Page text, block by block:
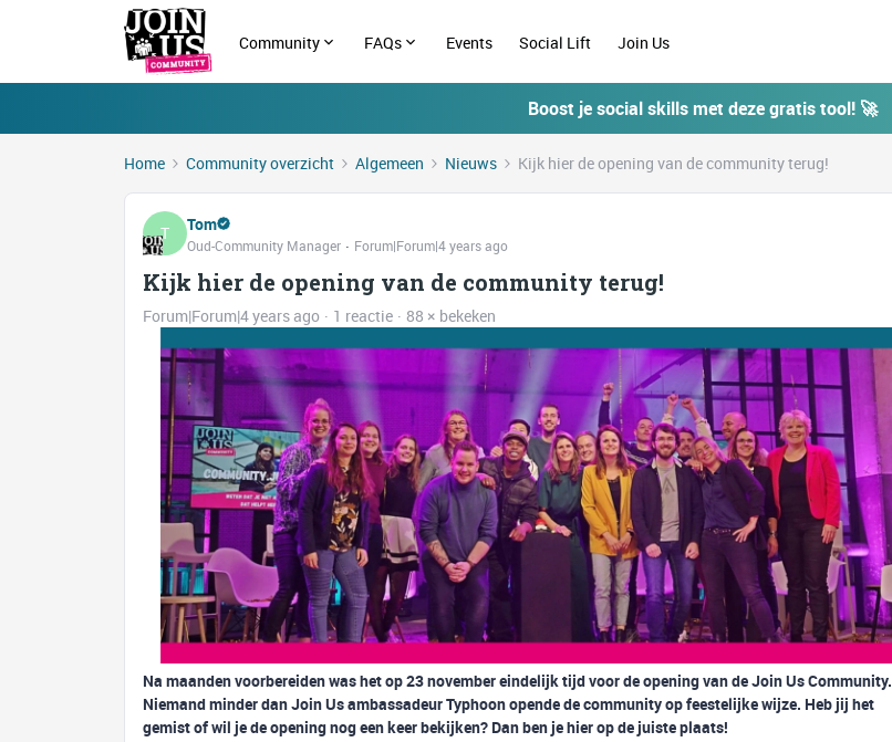
Community FAQs Events Social Lift Join Us
Boost je social skills met deze gratis tool! 🚀
Home Community overzicht Algemeen Nieuws Kijk hier de opening van de community terug!
T Tom
Oud-Community Manager Forum|Forum|4 years ago
Kijk hier de opening van de community terug!
Forum|Forum|4 years ago 1 reactie 88 × bekeken
Na maanden voorbereiden was het op 23 november eindelijk tijd voor de opening van de Join Us Community.
Niemand minder dan Join Us ambassadeur Typhoon opende de community op feestelijke wijze. Heb jij het
gemist of wil je de opening nog een keer bekijken? Dan ben je hier op de juiste plaats!